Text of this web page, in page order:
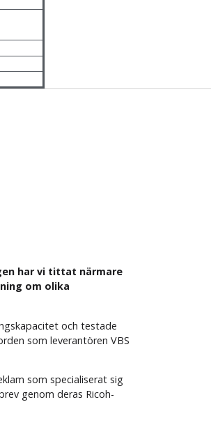
har vi tittat närmare
om olika
och testade
som leverantören VBS
som specialiserat sig
genom deras Ricoh-